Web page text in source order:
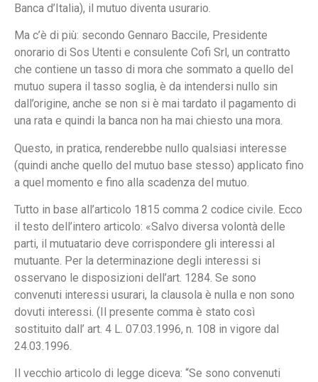
Banca d’Italia), il mutuo diventa usurario.
Ma c’è di più: secondo Gennaro Baccile, Presidente
onorario di Sos Utenti e consulente Cofi Srl, un contratto
che contiene un tasso di mora che sommato a quello del
mutuo supera il tasso soglia, è da intendersi nullo sin
dall’origine, anche se non si è mai tardato il pagamento di
una rata e quindi la banca non ha mai chiesto una mora.
Questo, in pratica, renderebbe nullo qualsiasi interesse
(quindi anche quello del mutuo base stesso) applicato fino
a quel momento e fino alla scadenza del mutuo.
Tutto in base all’articolo 1815 comma 2 codice civile. Ecco
il testo dell’intero articolo: «Salvo diversa volontà delle
parti, il mutuatario deve corrispondere gli interessi al
mutuante. Per la determinazione degli interessi si
osservano le disposizioni dell’art. 1284. Se sono
convenuti interessi usurari, la clausola è nulla e non sono
dovuti interessi. (Il presente comma è stato così
sostituito dall’ art. 4 L. 07.03.1996, n. 108 in vigore dal
24.03.1996.
Il vecchio articolo di legge diceva: “Se sono convenuti